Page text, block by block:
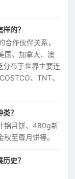
的？
作伙伴关系，
国、加拿大、澳
分布于世界主要连
、TNT、
？
锦月饼、480g新
至尊月饼等。
史？